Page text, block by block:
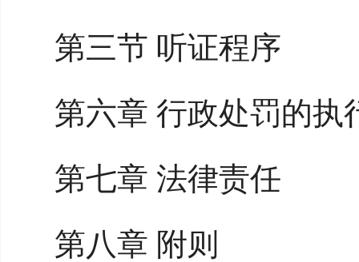
第三节 听证程序
第六章 行政处罚的执
第七章 法律责任
第八章 附则